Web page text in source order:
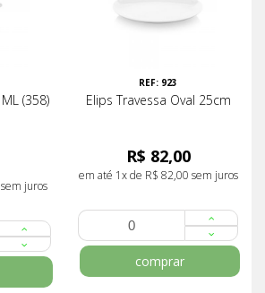
(358)
juros
REF: 923
Elips Travessa Oval 25cm
R$ 82,00
em até 1x de R$ 82,00 sem juros
comprar